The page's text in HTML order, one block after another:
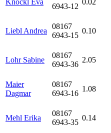
Knöckl Eva
6943-12
0.02
Liebl Andrea
08167
6943-15
0.10
Lohr Sabine
08167
6943-36
2.05
Maier
Dagmar
08167
6943-16
1.08
Mehl Erika
08167
6943-35
0.14